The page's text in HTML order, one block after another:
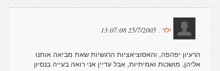
ילד . 25/7/2005 13:07:08
הרעיון יפהפה, והאסוציאציות הרגשיות שאת מביאה אותנו
אליהן, מושכות ואמיתיות, אבל עדיין אני רואה בעייה בנסיון